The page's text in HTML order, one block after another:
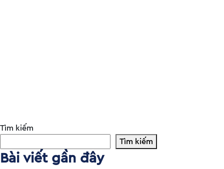
Tìm kiếm
Tìm kiếm
Bài viết gần đây